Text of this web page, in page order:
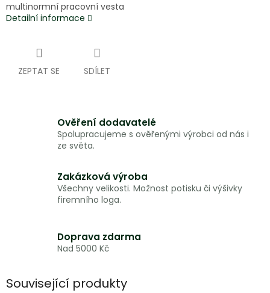
multinormní pracovní vesta
Detailní informace
ZEPTAT SE SDÍLET
Ověření dodavatelé
Spolupracujeme s ověřenými výrobci od nás i
ze světa.
Zakázková výroba
Všechny velikosti. Možnost potisku či výšivky
firemního loga.
Doprava zdarma
Nad 5000 Kč
Související produkty